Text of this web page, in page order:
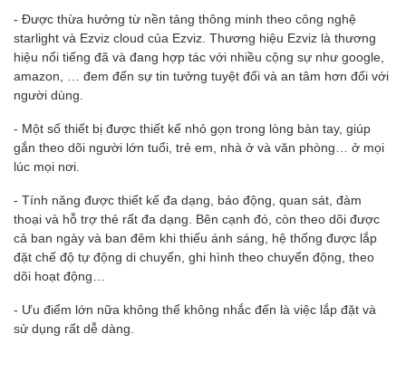
- Được thừa hưởng từ nền tảng thông minh theo công nghệ
starlight và Ezviz cloud của Ezviz. Thương hiệu Ezviz là thương
hiệu nổi tiếng đã và đang hợp tác với nhiều cộng sự như google,
amazon, … đem đến sự tin tưởng tuyệt đối và an tâm hơn đối với
người dùng.
- Một số thiết bị được thiết kế nhỏ gọn trong lòng bàn tay, giúp
gắn theo dõi người lớn tuổi, trẻ em, nhà ở và văn phòng… ở mọi
lúc mọi nơi.
- Tính năng được thiết kế đa dạng, báo động, quan sát, đàm
thoại và hỗ trợ thẻ rất đa dạng. Bên cạnh đó, còn theo dõi được
cả ban ngày và ban đêm khi thiếu ánh sáng, hệ thống được lắp
đặt chế độ tự động di chuyển, ghi hình theo chuyển động, theo
dõi hoạt động…
- Ưu điểm lớn nữa không thể không nhắc đến là việc lắp đặt và
sử dụng rất dễ dàng.